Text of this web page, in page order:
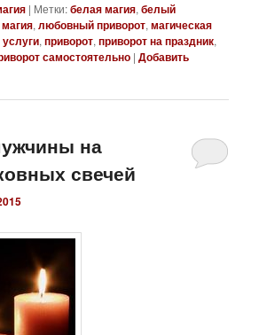
| Метки:белая магия,белый
,любовный приворот,магическая
,приворот,приворот на праздник,
самостоятельно |Добавить
на
свечей